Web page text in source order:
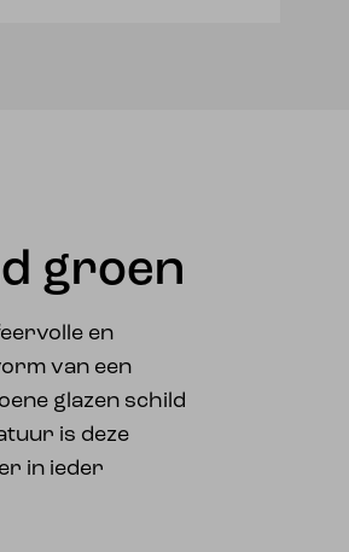
groen
en
van een
glazen schild
is deze
in ieder